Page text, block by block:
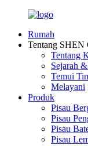
Rumah
Tentang SHEN
Tentang
Sejarah
Temui
Melayani
Produk
Pisau
Pisau
Pisau
Pisau